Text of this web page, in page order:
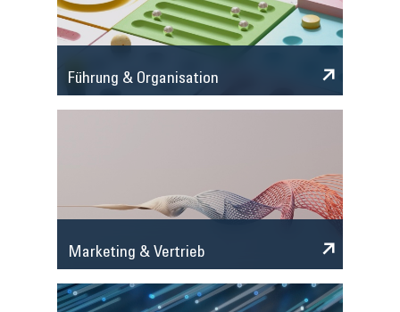
Führung & Organisation
Marketing & Vertrieb